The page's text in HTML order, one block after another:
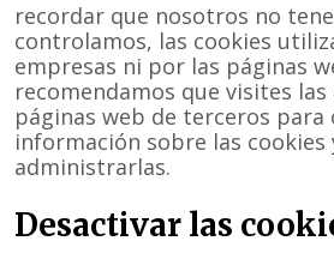
recordar que nosotros no
controlamos, las cookies
empresas ni por las páginas
recomendamos que visites
páginas web de terceros para
información sobre las cookies
administrarlas.
Desactivar las